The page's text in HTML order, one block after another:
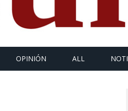
OPINIÓN ALL